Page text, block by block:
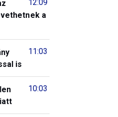
12:09
a
11:03
is
10:03